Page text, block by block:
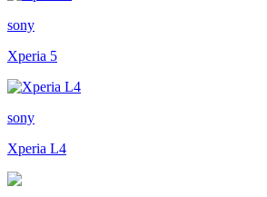
sony
Xperia 5
sony
Xperia L4